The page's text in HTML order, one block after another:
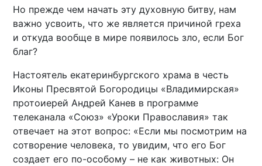
Но прежде чем начать эту духовную битву, нам
важно усвоить, что же является причиной греха
и откуда вообще в мире появилось зло, если Бог
благ?
Настоятель екатеринбургского храма в честь
Иконы Пресвятой Богородицы «Владимирская»
протоиерей Андрей Канев в программе
телеканала «Союз» «Уроки Православия» так
отвечает на этот вопрос: «Если мы посмотрим на
сотворение человека, то увидим, что его Бог
создает его по-особому – не как животных: Он